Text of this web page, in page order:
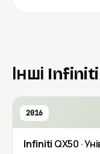
Інші
2016
Infiniti QX50 ·